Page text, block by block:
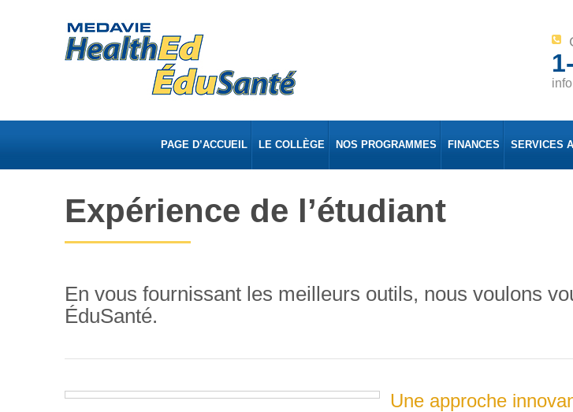
PAGE D’ACCUEIL LE COLLÈGE NOS PROGRAMMES FINANCES SERVICES
Expérience de l’étudiant
En vous fournissant les meilleurs outils, nous voulons
ÉduSanté.
Une approche